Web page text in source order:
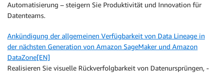
Automatisierung – steigern Sie Produktivität und Innovation für
Datenteams.
Ankündigung der allgemeinen Verfügbarkeit von Data Lineage in
der nächsten Generation von Amazon SageMaker und Amazon
DataZone[EN]
Realisieren Sie visuelle Rückverfolgbarkeit von Datenursprüngen, -